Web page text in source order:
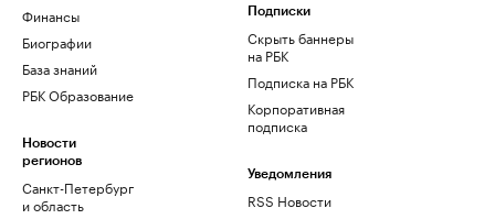
Финансы
Биографии
База знаний
РБК Образование
Новости
регионов
Санкт-Петербург
и область
Подписки
Скрыть баннеры
на РБК
Подписка на РБК
Корпоративная
подписка
Уведомления
RSS Новости